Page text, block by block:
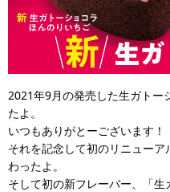
2021年9月の発売した生ガトー
たよ。
いつもありがとーございます！
それを記念して初のリニュー
わったよ。
そして初の新フレーバー、「